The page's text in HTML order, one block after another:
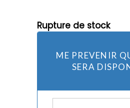
Rupture de stock
ME PREVENIR
SERA